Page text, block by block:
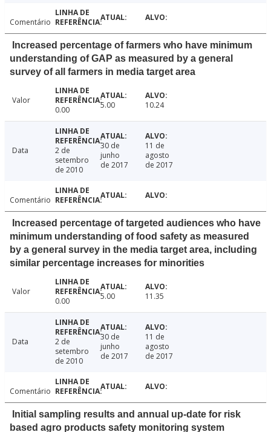
Comentário
Increased percentage of farmers who have minimum
understanding of GAP as measured by a general
survey of all farmers in media target area
Valor
0.00
5.00 10.24
Data
2 de
setembro
de 2010
30 de
junho
de 2017
11 de
agosto
de 2017
Comentário
Increased percentage of targeted audiences who have
minimum understanding of food safety as measured
by a general survey in the media target area, including
similar percentage increases for minorities
Valor
0.00
5.00 11.35
Data
2 de
setembro
de 2010
30 de
junho
de 2017
11 de
agosto
de 2017
Comentário
Initial sampling results and annual up-date for risk
based agro products safety monitoring system